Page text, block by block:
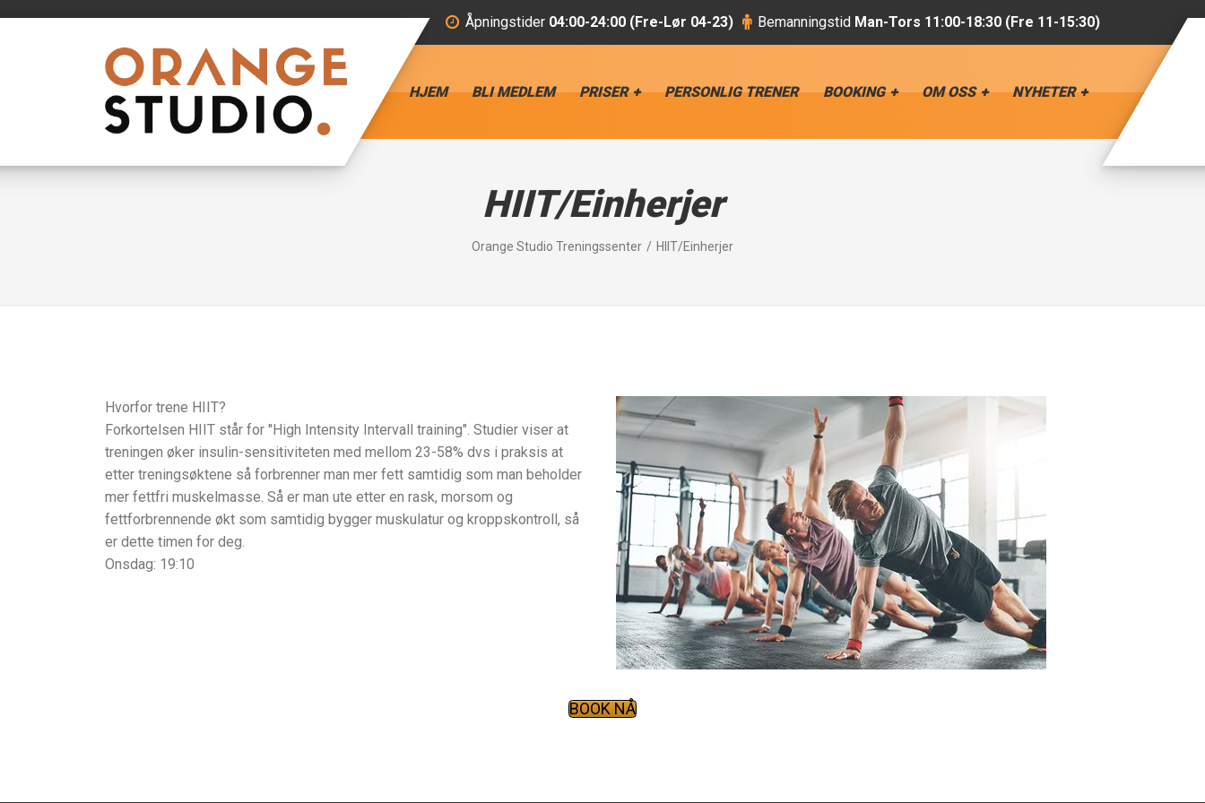
Åpningstider 04:00-24:00 (Fre-Lør 04-23) Bemanningstid Man-Tors 11:00-18:30 (Fre 11-15:30)
HJEM BLI MEDLEM PRISER PERSONLIG TRENER BOOKING OM OSS NYHETER
HIIT/Einherjer
Orange Studio Treningssenter HIIT/Einherjer
Hvorfor trene HIIT?
Forkortelsen HIIT står for "High Intensity Intervall training". Studier viser at
treningen øker insulin-sensitiviteten med mellom 23-58% dvs i praksis at
etter treningsøktene så forbrenner man mer fett samtidig som man beholder
mer fettfri muskelmasse. Så er man ute etter en rask, morsom og
fettforbrennende økt som samtidig bygger muskulatur og kroppskontroll, så
er dette timen for deg.
Onsdag: 19:10
BOOK NÅ